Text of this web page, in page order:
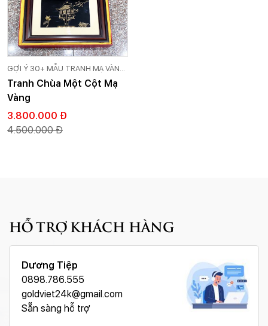
GỢI Ý 30+ MẪU TRANH MẠ VÀNG
24K CAO CẤP GOLD VIỆT
Tranh Chùa Một Cột Mạ
Vàng
3.800.000 Đ
4.500.000 Đ
HỖ TRỢ KHÁCH HÀNG
Dương Tiệp
0898.786.555
goldviet24k@gmail.com
Sẵn sàng hỗ trợ